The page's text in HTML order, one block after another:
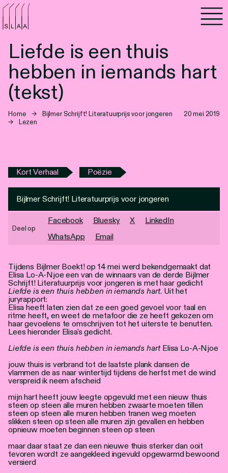
Liefde is een thuis
hebben in iemands hart
(tekst)
Home →
Bijlmer Schrijft! Literatuurprijs voor jongeren
→
Lezen
20 mei 2019
Tijdens Bijlmer Boekt! op 14 mei werd bekendgemaakt dat
Elisa Lo-A-Njoe een van de winnaars van de derde Bijlmer
Schrijft! Literatuurprijs voor jongeren is met haar gedicht
Liefde is een thuis hebben in iemands hart. Uit het
juryrapport:
Elisa heeft laten zien dat ze een goed gevoel voor taal en
ritme heeft, en weet de metafoor die ze heeft gekozen om
haar gevoelens te omschrijven tot het uiterste te benutten.
Lees hieronder Elisa's gedicht.
Liefde is een thuis hebben in iemands hart Elisa Lo-A-Njoe
jouw thuis is verbrand tot de laatste plank dansen de
vlammen de as naar wintertijd tijdens de herfst met de wind
verspreid ik neem afscheid
mijn hart heeft jouw leegte opgevuld met een nieuw thuis
steen op steen alle muren hebben zwaarte moeten tillen
steen op steen alle muren hebben tranen weg moeten
slikken steen op steen alle muren zijn gevallen en hebben
opnieuw moeten beginnen steen op steen
maar daar staat ze dan een nieuwe thuis sterker dan ooit
tevoren wordt ze aangekleed ingevuld opgewarmd bewoond
versierd
Kort Verhaal Poëzie
Bijlmer Schrijft! Literatuurprijs voor jongeren
Deel op
Facebook Bluesky X
LinkedIn
WhatsApp
Email
Agenda
Programma's
Lezen
Luisteren
Over SLAA
Vacatures
Locaties
Personen
Stadsdichter